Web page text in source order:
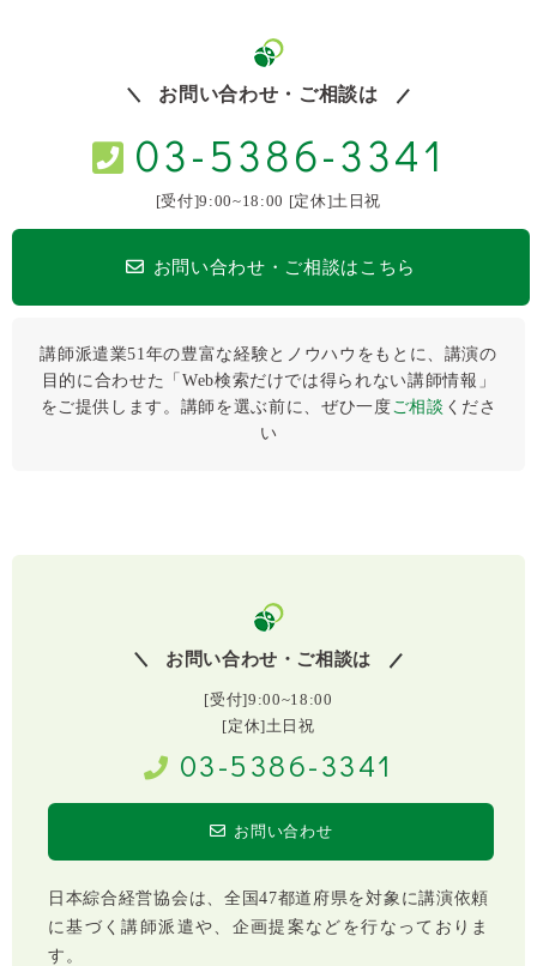
お問い合わせ・ご相談は
03-5386-3341
[受付]9:00~18:00 [定休]土日祝
お問い合わせ・ご相談はこちら
講師派遣業51年の豊富な経験とノウハウをもとに、講演の
目的に合わせた「Web検索だけでは得られない講師情報」
をご提供します。講師を選ぶ前に、ぜひ⼀度ご相談 くださ
い
お問い合わせ・ご相談は
[受付]9:00~18:00
[定休]土日祝
03-5386-3341
お問い合わせ
日本綜合経営協会は、全国47都道府県を対象に講演依頼
に基づく講師派遣や、企画提案などを行なっておりま
す。